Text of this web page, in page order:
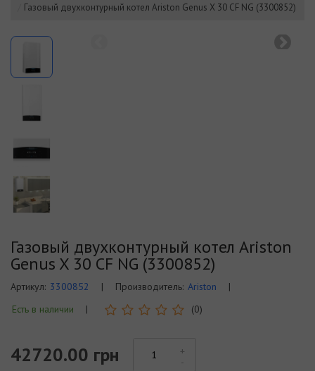
Газовый двухконтурный котел Ariston Genus X 30 CF NG (3300852)
Газовый двухконтурный котел Ariston
Genus X 30 CF NG (3300852)
Артикул: 3300852 | Производитель: Ariston
|
Есть в наличии
| (0)
42720.00 грн